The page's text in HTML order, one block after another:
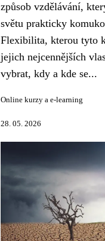
způsob vzdělávání,
světu prakticky
Flexibilita, kterou tyto
jejich nejcennějších
vybrat, kdy a kde se...
Online kurzy a e-learning
28. 05. 2026